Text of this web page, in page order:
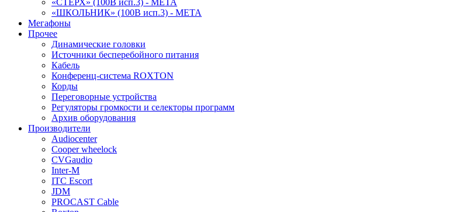
«СТЕРХ» (100В исп.3) - МЕТА
«ШКОЛЬНИК» (100В исп.3) - МЕТА
Мегафоны
Прочее
Динамические головки
Источники бесперебойного питания
Кабель
Конференц-система ROXTON
Корды
Переговорные устройства
Регуляторы громкости и селекторы программ
Архив оборудования
Производители
Audiocenter
Cooper wheelock
CVGaudio
Inter-M
ITC Escort
JDM
PROCAST Cable